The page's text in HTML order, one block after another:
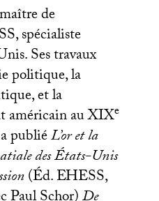
de
, spécialiste
Ses travaux
politique, la
et la
américain auXIXe
publiéL’or et la
des États-Unis
(Éd.EHESS,